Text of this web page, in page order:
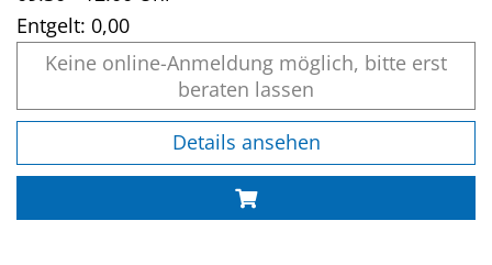
Entgelt: 0,00
Keine online-Anmeldung möglich, bitte erst
beraten lassen
Details ansehen